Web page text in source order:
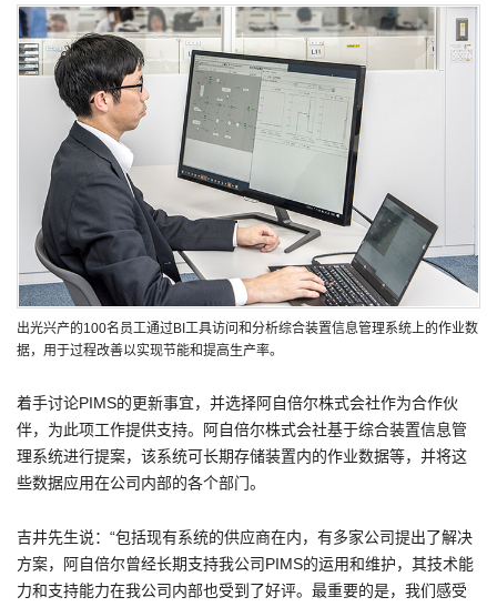
出光兴产的100名员工通过BI工具访问和分析综合装置信息管理系统上的作业数
据，用于过程改善以实现节能和提高生产率。
着手讨论PIMS的更新事宜，并选择阿自倍尔株式会社作为合作伙
伴，为此项工作提供支持。阿自倍尔株式会社基于综合装置信息管
理系统进行提案，该系统可长期存储装置内的作业数据等，并将这
些数据应用在公司内部的各个部门。
吉井先生说：“包括现有系统的供应商在内，有多家公司提出了解决
方案，阿自倍尔曾经长期支持我公司PIMS的运用和维护，其技术能
力和支持能力在我公司内部也受到了好评。最重要的是，我们感受